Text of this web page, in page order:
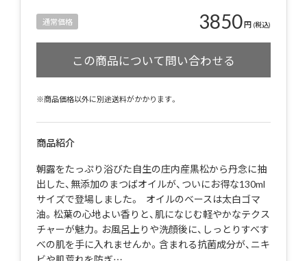
通常価格 3850円 (税込)
※商品価格以外に別途送料がかかります。
商品紹介
朝露をたっぷり浴びた自生の庄内産黒松から丹念に抽
出した、無添加のまつばオイルが、ついにお得な130ml
サイズで登場しました。 オイルのベースは太白ゴマ
油。松葉の心地よい香りと、肌になじむ軽やかなテクス
チャーが魅力。お風呂上りや洗顔後に、しっとりすべす
べの肌を手に入れませんか。含まれる抗菌成分が、ニキ